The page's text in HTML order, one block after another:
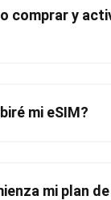
comprar y
mi eSIM?
mi plan